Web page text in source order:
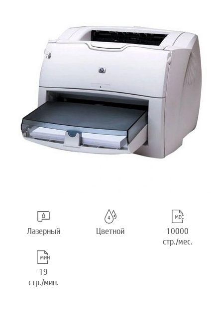
Лазерный Цветной
10000
стр./мес.
19
стр./мин.